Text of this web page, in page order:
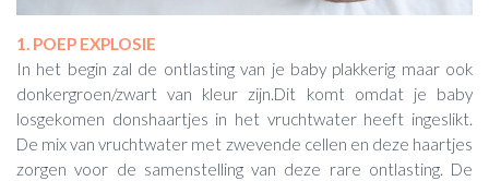
1. POEP EXPLOSIE
In het begin zal de ontlasting van je baby plakkerig maar ook
donkergroen/zwart van kleur zijn.Dit komt omdat je baby
losgekomen donshaartjes in het vruchtwater heeft ingeslikt.
De mix van vruchtwater met zwevende cellen en deze haartjes
zorgen voor de samenstelling van deze rare ontlasting. De